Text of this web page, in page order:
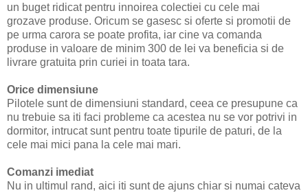
un buget ridicat pentru innoirea colectiei cu cele mai
grozave produse. Oricum se gasesc si oferte si promotii de
pe urma carora se poate profita, iar cine va comanda
produse in valoare de minim 300 de lei va beneficia si de
livrare gratuita prin curiei in toata tara.
Orice dimensiune
Pilotele sunt de dimensiuni standard, ceea ce presupune ca
nu trebuie sa iti faci probleme ca acestea nu se vor potrivi in
dormitor, intrucat sunt pentru toate tipurile de paturi, de la
cele mai mici pana la cele mai mari.
Comanzi imediat
Nu in ultimul rand, aici iti sunt de ajuns chiar si numai cateva